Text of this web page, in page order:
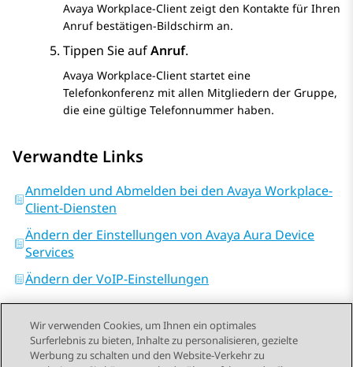
Avaya Workplace-Client zeigt den Kontakte für Ihren
Anruf bestätigen-Bildschirm an.
Tippen Sie aufAnruf.
Avaya Workplace-Client startet eine
Telefonkonferenz mit allen Mitgliedern der Gruppe,
die eine gültige Telefonnummer haben.
Verwandte Links
Anmelden und Abmelden bei den Avaya Workplace-
Client-Diensten
Ändern der Einstellungen von Avaya Aura Device
Services
Ändern der VoIP-Einstellungen
Wir verwenden Cookies, um Ihnen ein optimales
Surferlebnis zu bieten, Inhalte zu personalisieren, gezielte
Werbung zu schalten und den Website-Verkehr zu